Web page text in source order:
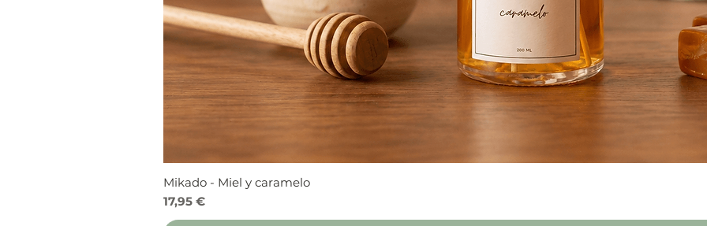
Mikado - Miel y caramelo
Precio
17,95 €